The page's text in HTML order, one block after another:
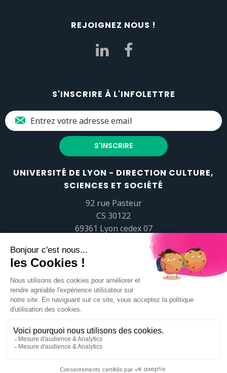
REJOIGNEZ NOUS !
S'INSCRIRE À L'INFOLETTRE
UNIVERSITÉ DE LYON - DIRECTION CULTURE,
SCIENCES ET SOCIÉTÉ
92 rue Pasteur
CS 30122
69361 Lyon cedex 07
popsciences@universite-lyon.fr
Tél.+33 (0)4 37 37 82 01
https://www.youtube.com/embed/Qm-prNOXepo